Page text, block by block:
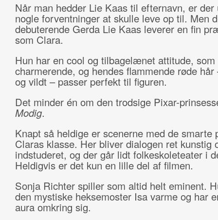
Når man hedder Lie Kaas til efternavn, er
nogle forventninger at skulle leve op til. Men
debuterende Gerda Lie Kaas leverer en fin
som Clara.
Hun har en cool og tilbagelænet attitude, som
charmerende, og hendes flammende røde hår
og vildt – passer perfekt til figuren.
Det minder én om den trodsige Pixar-
Modig.
Knapt så heldige er scenerne med de smarte
Claras klasse. Her bliver dialogen ret kunstig
indstuderet, og der går lidt folkeskoleteater i
Heldigvis er det kun en lille del af filmen.
Sonja Richter spiller som altid helt eminent.
den mystiske heksemoster Isa varme og har
aura omkring sig.